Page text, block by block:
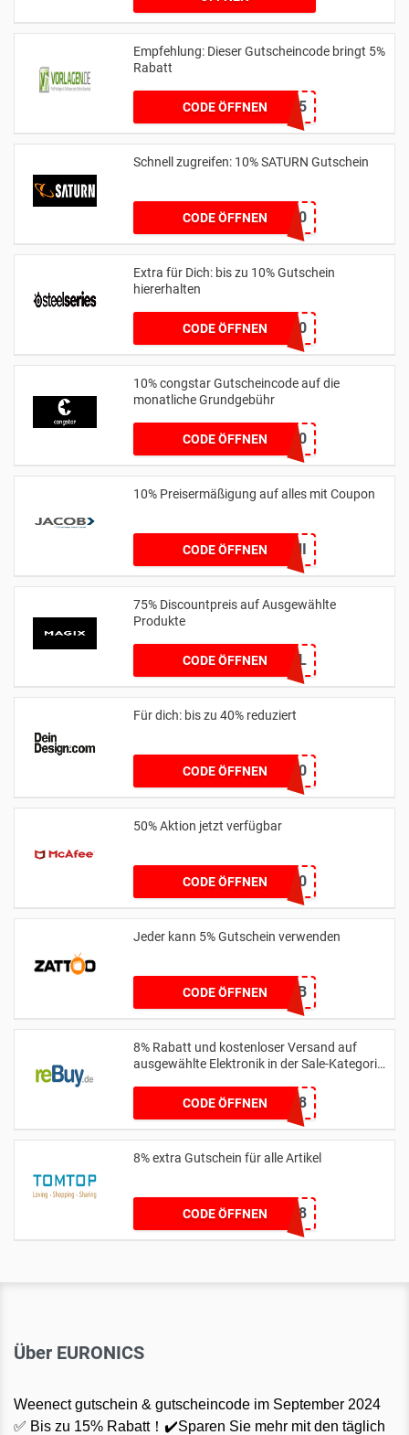
Empfehlung: Dieser Gutscheincode bringt 5%
Rabatt
CODE ÖFFNEN
NEWSLETTER5
Schnell zugreifen: 10% SATURN Gutschein
CODE ÖFFNENBROSKI10
Extra für Dich: bis zu 10% Gutschein
hiererhalten
CODE ÖFFNEN
ALERABAT10
10% congstar Gutscheincode auf die
monatliche Grundgebühr
CODE ÖFFNENHEILA10
10% Preisermäßigung auf alles mit Coupon
CODE ÖFFNEN
BLITZ10JUNI
75% Discountpreis auf Ausgewählte
Produkte
CODE ÖFFNENMGXNL
Für dich: bis zu 40% reduziert
CODE ÖFFNENfriends40
50% Aktion jetzt verfügbar
CODE ÖFFNEN
BESTCOMPMAA50
Jeder kann 5% Gutschein verwenden
CODE ÖFFNEN5A7564DB
8% Rabatt und kostenloser Versand auf
ausgewählte Elektronik in der Sale-Kategorie
CODE ÖFFNEN
BACK2SCHOOL8
8% extra Gutschein für alle Artikel
CODE ÖFFNENLMTTSW8
Über EURONICS
Weenect gutschein & gutscheincode im September 2024
✅ Bis zu 15% Rabatt！✔️Sparen Sie mehr mit den täglich